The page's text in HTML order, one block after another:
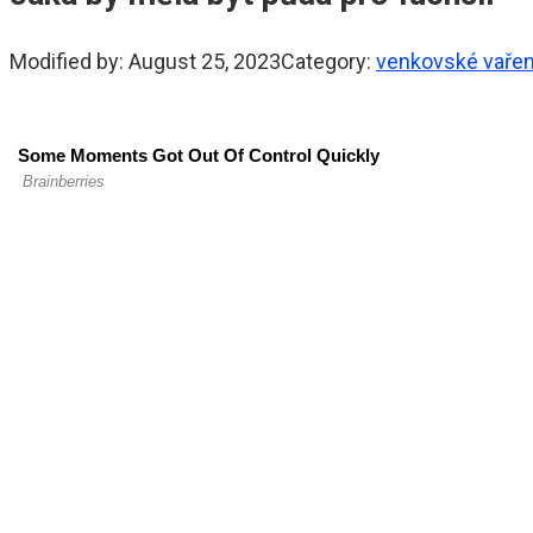
Modified by: August 25, 2023Category: venkovské